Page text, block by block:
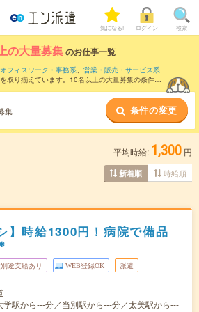
気になる! ログイン 検索
の大量募集のお仕事一覧
オフィスワーク・事務系、 営業・販売・サービス系
取り揃えています。10名以上の大量募集の条件の
集 条件の変更
平均時給: 1,300 円
新着順 時給順
】時給1300円！病院で備品
途支給あり WEB登録OK 派遣
学駅から---分／当別駅から---分／太美駅から---